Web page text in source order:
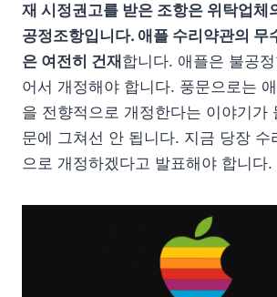
재 시정권고를 받은 조항은 위탁업체
공정조항입니다. 애플 수리약관의 무
은 여전히 건재 합니다. 애플은 불공
어서 개정해야 합니다. 풍문으로는
을 전향적으로 개정한다는 이야기가
문에 그쳐선 안 됩니다. 지금 당장 수
으로 개정하겠다고 발표해야 합니다.